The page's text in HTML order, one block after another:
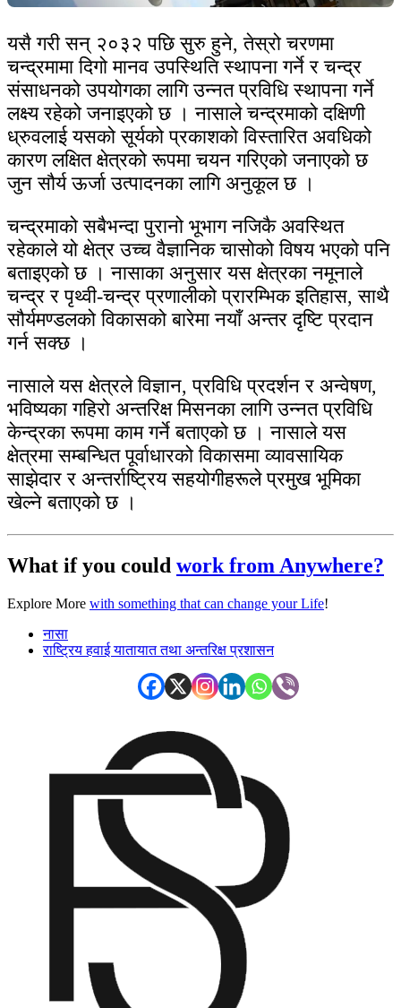
यसै गरी सन् २०३२ पछि सुरु हुने, तेस्रो चरणमा
चन्द्रमामा दिगो मानव उपस्थिति स्थापना गर्ने र चन्द्र
संसाधनको उपयोगका लागि उन्नत प्रविधि स्थापना गर्ने
लक्ष्य रहेको जनाइएको छ । नासाले चन्द्रमाको दक्षिणी
ध्रुवलाई यसको सूर्यको प्रकाशको विस्तारित अवधिको
कारण लक्षित क्षेत्रको रूपमा चयन गरिएको जनाएको छ
जुन सौर्य ऊर्जा उत्पादनका लागि अनुकूल छ ।
चन्द्रमाको सबैभन्दा पुरानो भूभाग नजिकै अवस्थित
रहेकाले यो क्षेत्र उच्च वैज्ञानिक चासोको विषय भएको पनि
बताइएको छ । नासाका अनुसार यस क्षेत्रका नमूनाले
चन्द्र र पृथ्वी-चन्द्र प्रणालीको प्रारम्भिक इतिहास, साथै
सौर्यमण्डलको विकासको बारेमा नयाँ अन्तर दृष्टि प्रदान
गर्न सक्छ ।
नासाले यस क्षेत्रले विज्ञान, प्रविधि प्रदर्शन र अन्वेषण,
भविष्यका गहिरो अन्तरिक्ष मिसनका लागि उन्नत प्रविधि
केन्द्रका रूपमा काम गर्ने बताएको छ । नासाले यस
क्षेत्रमा सम्बन्धित पूर्वाधारको विकासमा व्यावसायिक
साझेदार र अन्तर्राष्ट्रिय सहयोगीहरूले प्रमुख भूमिका
खेल्ने बताएको छ ।
What if you could work from Anywhere?
Explore More with something that can change your Life!
नासा
राष्ट्रिय हवाई यातायात तथा अन्तरिक्ष प्रशासन